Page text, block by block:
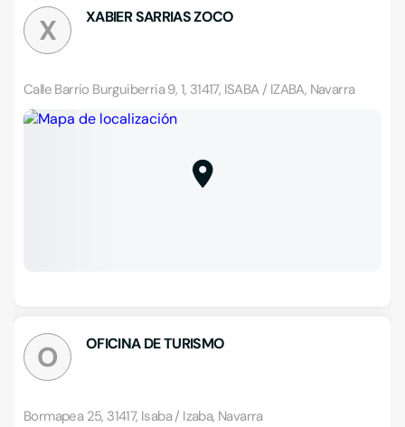
X XABIER SARRIAS ZOCO
Calle Barrio Burguiberria 9, 1, 31417, ISABA / IZABA, Navarra
O OFICINA DE TURISMO
Bormapea 25, 31417, Isaba / Izaba, Navarra